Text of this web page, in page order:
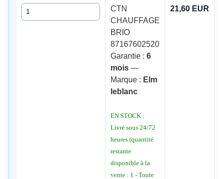
Quantité
CTN
CHAUFFAGE
BRIO
87167602520
Garantie : 6
mois—
Marque : Elm
leblanc
EN STOCK :
Livré sous 24/72
heures (quantité
restante
disponible à la
vente : 1 - Toute
21,60 EUR